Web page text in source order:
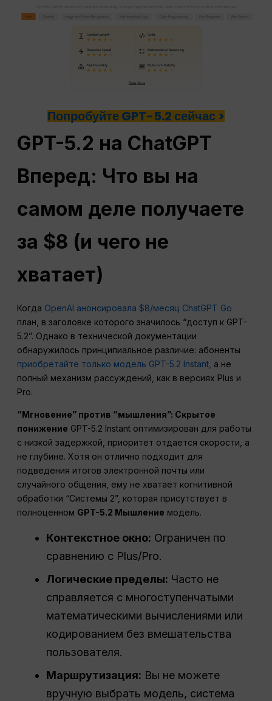
Попробуйте GPT-5.2 сейчас >
GPT-5.2 на ChatGPT
Вперед: Что вы на
самом деле получаете
за $8 (и чего не
хватает)
Когда OpenAI анонсировала $8/месяц ChatGPT Go
план, в заголовке которого значилось “доступ к GPT-
5.2”. Однако в технической документации
обнаружилось принципиальное различие: абоненты
приобретайте только модель GPT-5.2 Instant, а не
полный механизм рассуждений, как в версиях Plus и
Pro.
“Мгновение” против “мышления”: Скрытое
понижение GPT-5.2 Instant оптимизирован для работы
с низкой задержкой, приоритет отдается скорости, а
не глубине. Хотя он отлично подходит для
подведения итогов электронной почты или
случайного общения, ему не хватает когнитивной
обработки “Системы 2”, которая присутствует в
полноценном GPT-5.2 Мышление модель.
Контекстное окно: Ограничен по
сравнению с Plus/Pro.
Логические пределы: Часто не
справляется с многоступенчатыми
математическими вычислениями или
кодированием без вмешательства
пользователя.
Маршрутизация: Вы не можете
вручную выбрать модель, система